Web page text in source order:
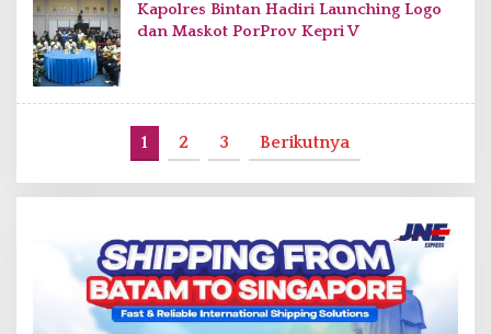
Kapolres Bintan Hadiri Launching Logo
dan Maskot PorProv Kepri V
1 2 3 Berikutnya